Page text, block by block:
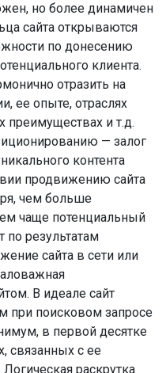
но более динамичен
сайта открываются
по донесению
клиента.
отразить на
ее опыте, отраслях
преимуществах и т.д.
— залог
контента
продвижению сайта
чем больше
чаще потенциальный
по результатам
сайта в сети или
В идеале сайт
при поисковом запросе
в первой десятке
связанных с ее
раскрутка